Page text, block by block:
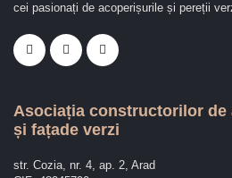
cei pasionați de acoperișurile și pereții
Asociația constructorilor de
și fațade verzi
str. Cozia, nr. 4, ap. 2, Arad